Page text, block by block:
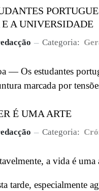
E A UNIVERSIDADE
Categoria:
— Os estudantes
marcada por
É UMA ARTE
Categoria:
a vida é uma
tarde, especialmente